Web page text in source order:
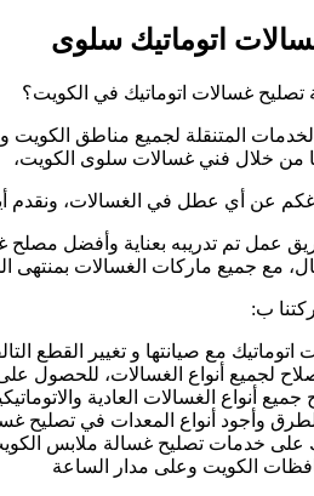
اتوماتيك سلوى
غسالات اتوماتيك في الكويت؟
المتنقلة لجميع مناطق
عن أي عطل في الغسالات، ونقدم
عمل تم تدريبه بعناية وأفضل
مع جميع ماركات الغسالات بمنتهى
ب:
اتوماتيك مع صيانتها و تغيير القطع
لجميع أنواع الغسالات، للحصول
جميع أنواع الغسالات العادية
وأجود أنواع المعدات في تصليح
على خدمات تصليح غسالة ملابس
الكويت وعلى مدار الساعة